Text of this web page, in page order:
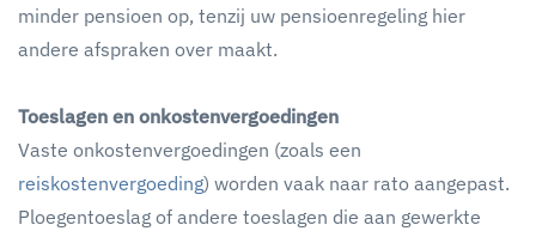
minder pensioen op, tenzij uw pensioenregeling hier
andere afspraken over maakt.
Toeslagen en onkostenvergoedingen
Vaste onkostenvergoedingen (zoals een
reiskostenvergoeding) worden vaak naar rato aangepast.
Ploegentoeslag of andere toeslagen die aan gewerkte